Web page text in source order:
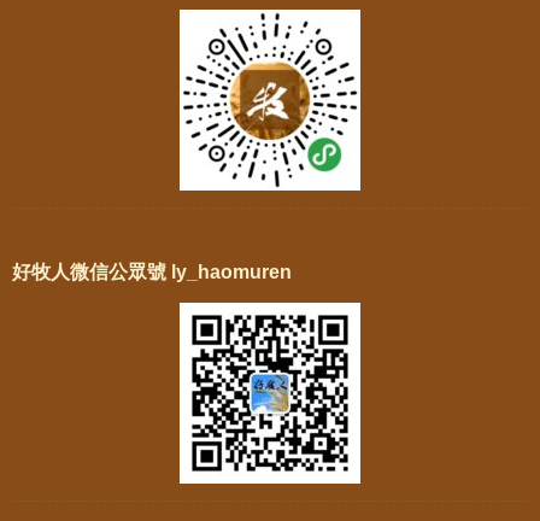
好牧人微信公眾號 ly_haomuren